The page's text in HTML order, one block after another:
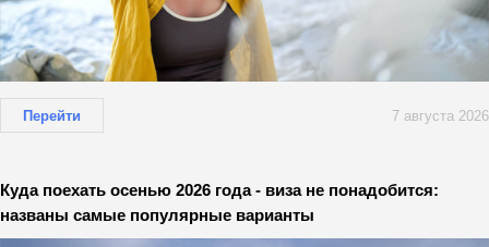
Перейти 7 августа 2026
Куда поехать осенью 2026 года - виза не понадобится:
названы самые популярные варианты